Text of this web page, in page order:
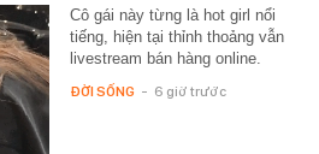
Cô gái này từng là hot girl nổi
tiếng, hiện tại thỉnh thoảng vẫn
livestream bán hàng online.
ĐỜI SỐNG - 6 giờ trước